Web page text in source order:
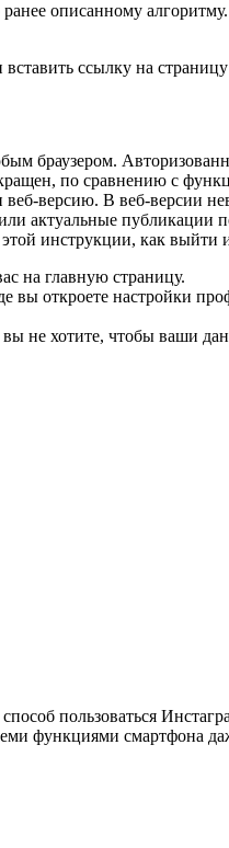
описанному
ссылку на страницу
браузером.
по сравнению с
версию. В веб-версии
актуальные публикации
этой инструкции, как
на главную страницу.
вы откроете настройки
не хотите, чтобы ваши
пользоваться
функциями смартфона